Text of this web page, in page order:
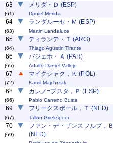
63
(61)
メリダ・Ｄ (ESP)
Daniel Merida
64
(63)
ランダルーセ・Ｍ (ESP)
Martin Landaluce
65
(64)
ティランテ・Ｔ (ARG)
Thiago Agustin Tirante
66
(65)
バジェホ・Ａ (PAR)
Adolfo Daniel Vallejo
67
(72)
マイクシャク，Ｋ (POL)
Kamil Majchrzak
68
(66)
カレノ=ブスタ，Ｐ (ESP)
Pablo Carreno Busta
69
(67)
フリークスポール，Ｔ (NED)
Tallon Griekspoor
70
(69)
ファン・デ・ザンスフルプ，Ｂ
(NED)